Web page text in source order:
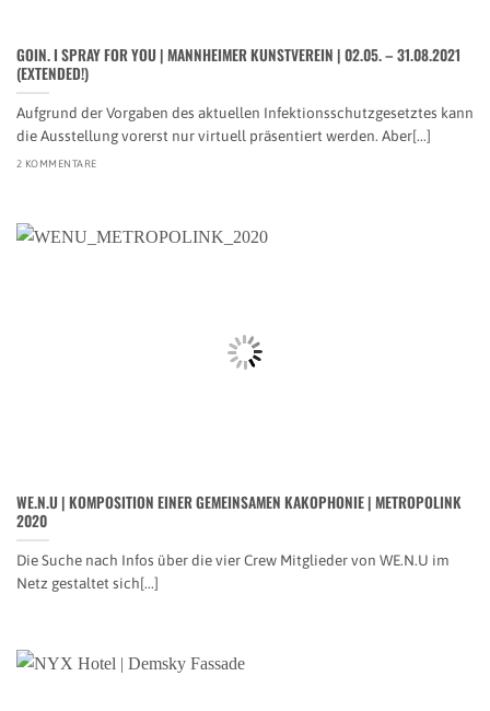
GOIN. I SPRAY FOR YOU | MANNHEIMER KUNSTVEREIN | 02.05. – 31.08.2021
(EXTENDED!)
Aufgrund der Vorgaben des aktuellen Infektionsschutzgesetztes kann
die Ausstellung vorerst nur virtuell präsentiert werden. Aber[...]
2 KOMMENTARE
WE.N.U | KOMPOSITION EINER GEMEINSAMEN KAKOPHONIE | METROPOLINK
2020
Die Suche nach Infos über die vier Crew Mitglieder von WE.N.U im
Netz gestaltet sich[...]